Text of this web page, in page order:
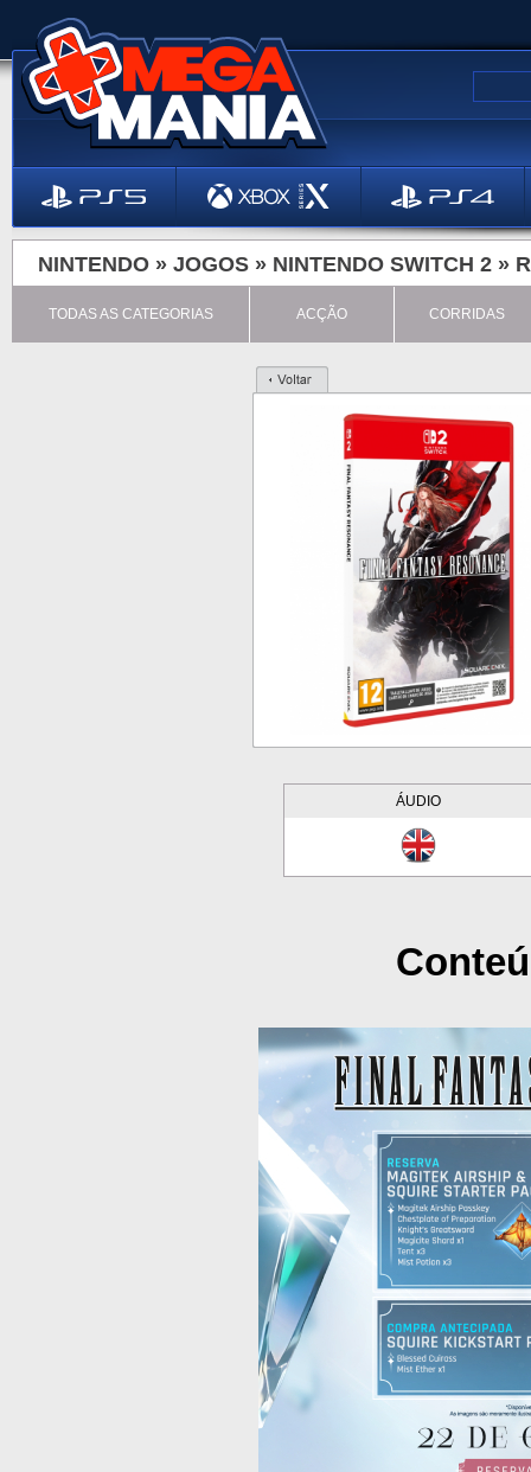
NINTENDO » JOGOS » NINTENDO SWITCH 2 »
TODAS AS CATEGORIAS ACÇÃO CORRIDAS
ÁUDIO